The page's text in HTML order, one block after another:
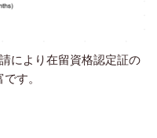
により在留資格認定証の
す。